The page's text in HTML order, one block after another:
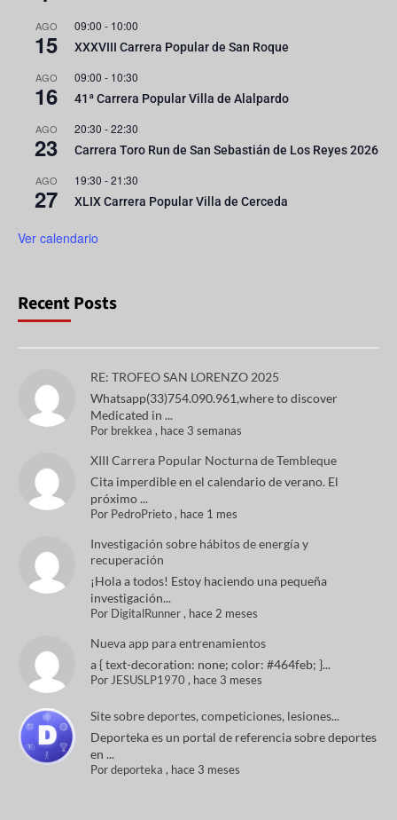
AGO
15
09:00 - 10:00
XXXVIII Carrera Popular de San Roque
AGO
16
09:00 - 10:30
41ª Carrera Popular Villa de Alalpardo
AGO
23
20:30 -22:30
Carrera Toro Run de San Sebastián de Los Reyes 2026
AGO
27
19:30 -21:30
XLIX Carrera Popular Villa de Cerceda
Ver calendario
Recent Posts
RE: TROFEO SAN LORENZO 2025
Whatsapp(33)754.090.961,where to discover
Medicated in ...
Por brekkea , hace 3 semanas
XIII Carrera Popular Nocturna de Tembleque
Cita imperdible en el calendario de verano. El
próximo ...
Por PedroPrieto, hace 1 mes
Investigación sobre hábitos de energía y
recuperación
¡Hola a todos! Estoy haciendo una pequeña
investigación...
Por DigitalRunner, hace 2 meses
Nueva app para entrenamientos
a { text-decoration: none; color: #464feb; }...
PorJESUSLP1970 , hace 3 meses
Site sobre deportes, competiciones, lesiones...
Deporteka es un portal de referencia sobre deportes
en ...
Pordeporteka , hace 3 meses